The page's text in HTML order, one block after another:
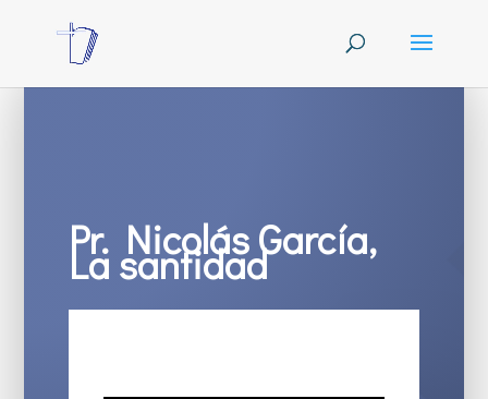
Pr. Nicolás García,
La santidad